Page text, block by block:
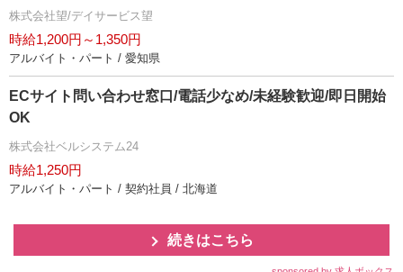
株式会社望/デイサービス望
時給1,200円～1,350円
アルバイト・パート / 愛知県
ECサイト問い合わせ窓口/電話少なめ/未経験歓迎/即日開始
OK
株式会社ベルシステム24
時給1,250円
アルバイト・パート / 契約社員 / 北海道
続きはこちら